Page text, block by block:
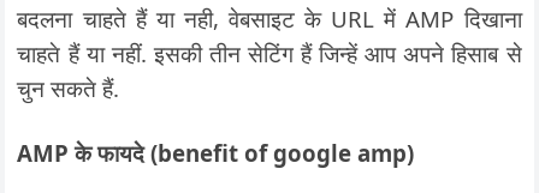
बदलना चाहते हैं या नही, वेबसाइट के URL में AMP दिखाना
चाहते हैं या नहीं. इसकी तीन सेटिंग हैं जिन्हें आप अपने हिसाब से
चुन सकते हैं.
AMP के फायदे (benefit of google amp)